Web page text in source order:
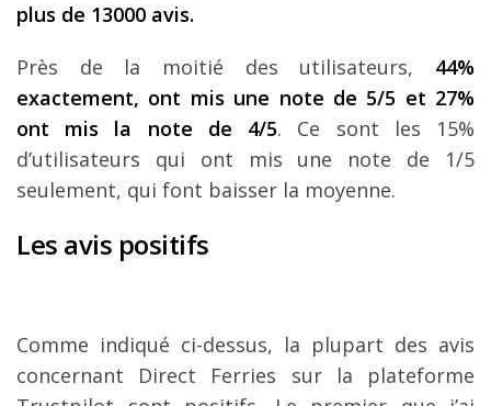
plus de 13000 avis.
Près de la moitié des utilisateurs, 44%
exactement, ont mis une note de 5/5 et 27%
ont mis la note de 4/5. Ce sont les 15%
d’utilisateurs qui ont mis une note de 1/5
seulement, qui font baisser la moyenne.
Les avis positifs
Comme indiqué ci-dessus, la plupart des avis
concernant Direct Ferries sur la plateforme